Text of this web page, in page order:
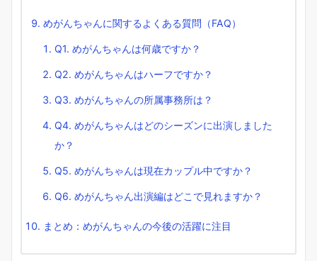
めがんちゃんに関するよくある質問（FAQ）
Q1. めがんちゃんは何歳ですか？
Q2. めがんちゃんはハーフですか？
Q3. めがんちゃんの所属事務所は？
Q4. めがんちゃんはどのシーズンに出演しました
か？
Q5. めがんちゃんは現在カップル中ですか？
Q6. めがんちゃん出演編はどこで見れますか？
まとめ：めがんちゃんの今後の活躍に注目